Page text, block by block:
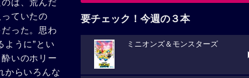
は、荒んだ
ていたの
った。思わ
ように”とい
いのホリー
からいろんな
要チェック！今週の３本
ミニオンズ＆モンスターズ